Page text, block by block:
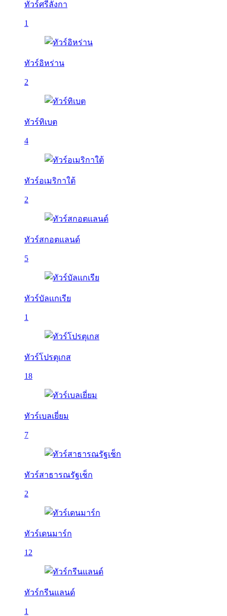
ทัวร์ศรีลังกา
1
ทัวร์อิหร่าน
2
ทัวร์ทิเบต
4
ทัวร์อเมริกาใต้
2
ทัวร์สกอตแลนด์
5
ทัวร์บัลเเกเรีย
1
ทัวร์โปรตุเกส
18
ทัวร์เบลเยี่ยม
7
ทัวร์สาธารณรัฐเช็ก
2
ทัวร์เดนมาร์ก
12
ทัวร์กรีนแลนด์
1